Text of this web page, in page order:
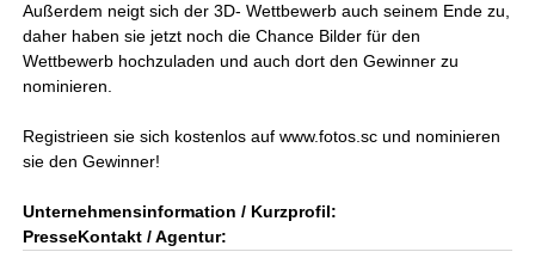
Außerdem neigt sich der 3D- Wettbewerb auch seinem Ende zu,
daher haben sie jetzt noch die Chance Bilder für den
Wettbewerb hochzuladen und auch dort den Gewinner zu
nominieren.
Registrieen sie sich kostenlos auf www.fotos.sc und nominieren
sie den Gewinner!
Unternehmensinformation / Kurzprofil:
PresseKontakt / Agentur: